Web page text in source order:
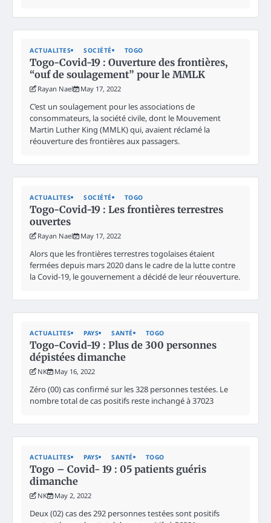
ACTUALITES SOCIÉTÉ TOGO
Togo-Covid-19 : Ouverture des frontières,
“ouf de soulagement” pour le MMLK
Rayan Nael May 17, 2022
C’est un soulagement pour les associations de
consommateurs, la société civile, dont le Mouvement
Martin Luther King (MMLK) qui, avaient réclamé la
réouverture des frontières aux passagers.
ACTUALITES SOCIÉTÉ TOGO
Togo-Covid-19 : Les frontières terrestres
ouvertes
Rayan Nael May 17, 2022
Alors que les frontières terrestres togolaises étaient
fermées depuis mars 2020 dans le cadre de la lutte contre
la Covid-19, le gouvernement a décidé de leur réouverture.
ACTUALITES PAYS SANTÉ TOGO
Togo-Covid-19 : Plus de 300 personnes
dépistées dimanche
NK May 16, 2022
Zéro (00) cas confirmé sur les 328 personnes testées. Le
nombre total de cas positifs reste inchangé à 37023
ACTUALITES PAYS SANTÉ TOGO
Togo – Covid- 19 : 05 patients guéris
dimanche
NK May 2, 2022
Deux (02) cas des 292 personnes testées sont positifs